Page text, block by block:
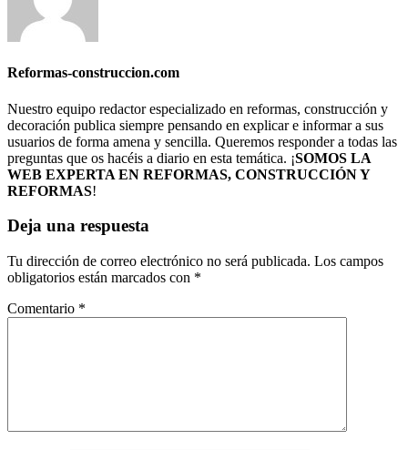
Reformas-construccion.com
Nuestro equipo redactor especializado en reformas, construcción y
decoración publica siempre pensando en explicar e informar a sus
usuarios de forma amena y sencilla. Queremos responder a todas las
preguntas que os hacéis a diario en esta temática. ¡SOMOS LA
WEB EXPERTA EN REFORMAS, CONSTRUCCIÓN Y
REFORMAS!
Deja una respuesta
Tu dirección de correo electrónico no será publicada. Los campos
obligatorios están marcados con *
Comentario *